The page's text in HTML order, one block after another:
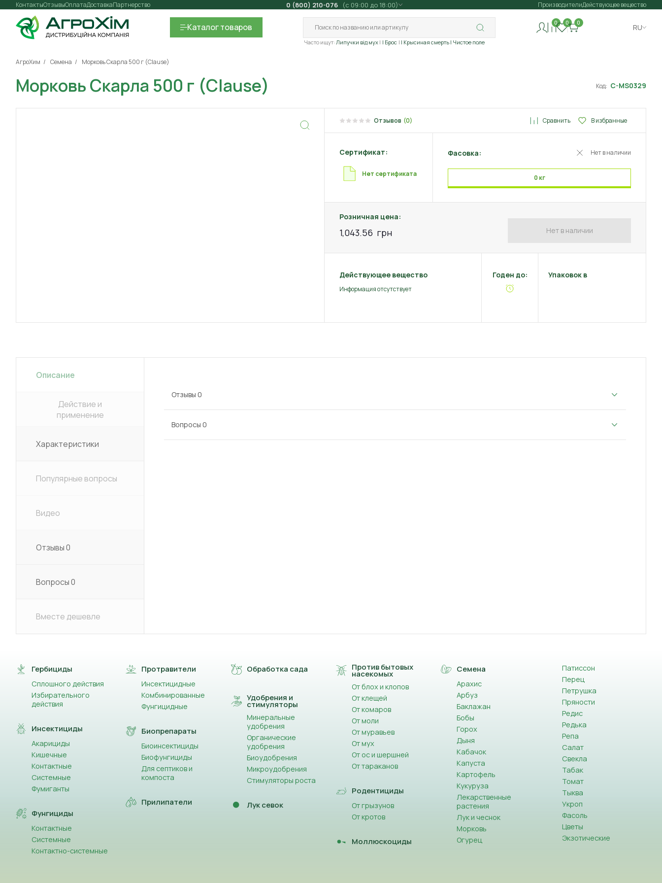
Контакты Оплата
Отзывы ДоставкаПартнерство 0 (800) 210-076 (с 09:00 до 18:00) ПроизводителиДействующее вещество
Каталогтоваров
Часто ищут: Липучки від мух | Брос | Крысиная смерть | Чистое поле
0 0 0
RU
АгроХим Семена Морковь Скарла 500 г (Clause)
Морковь Скарла 500 г (Clause) Код: C-MS0329
Отзывов (0) Сравнить В избранные
Сертификат:
Нет сертификата
Фасовка: Нет в наличии
0 кг
Розничная цена:
1,043.56 грн Нет в наличии
Действующее вещество
Информация отсутствует
Годен до: Упаковок в
Описание
Действие и
применение
Характеристики
Популярные вопросы
Видео
Отзывы0
Вопросы0
Вместе дешевле
Отзывы 0
Вопросы 0
Гербициды
Сплошного действия
Избирательного
действия
Инсектициды
Акарициды
Кишечные
Контактные
Системные
Фумиганты
Фунгициды
Контактные
Системные
Контактно-системные
Протравители
Инсектицидные
Комбинированные
Фунгицидные
Биопрепараты
Биоинсектициды
Биофунгициды
Для септиков и
компоста
Прилипатели
Обработка сада
Удобрения и
стимуляторы
Минеральные
удобрения
Органические
удобрения
Биоудобрения
Микроудобрения
Стимуляторы роста
Лук севок
Против бытовых
насекомых
От блох и клопов
От клещей
От комаров
От моли
От муравьев
От мух
От ос и шершней
От тараканов
Родентициды
От грызунов
От кротов
Моллюскоциды
Семена
Арахис
Арбуз
Баклажан
Бобы
Горох
Дыня
Кабачок
Капуста
Картофель
Кукуруза
Лекарственные
растения
Лук и чеснок
Морковь
Огурец
Патиссон
Перец
Петрушка
Пряности
Редис
Редька
Репа
Салат
Свекла
Табак
Томат
Тыква
Укроп
Фасоль
Цветы
Экзотические